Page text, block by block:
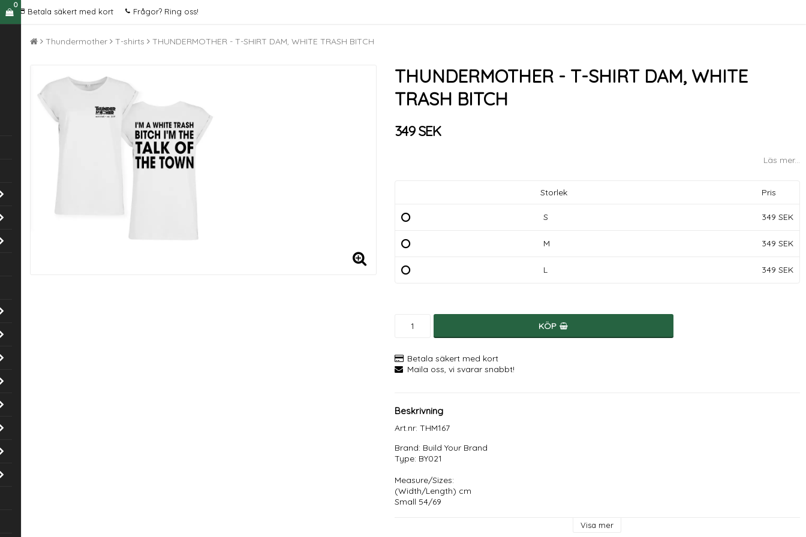
Betala säkert med kort Frågor? Ring oss!
0
Thundermother T-shirts THUNDERMOTHER - T-SHIRT DAM, WHITE TRASH BITCH
THUNDERMOTHER - T-SHIRT DAM, WHITE
TRASH BITCH
349 SEK
Läs mer...
Storlek Pris
S 349 SEK
M 349 SEK
L 349 SEK
KÖP
Betala säkert med kort
Maila oss, vi svarar snabbt!
Beskrivning
Art.nr: THM167
Brand: Build Your Brand
Type: BY021
Measure/Sizes:
(Width/Length) cm
Small 54/69
Visa mer